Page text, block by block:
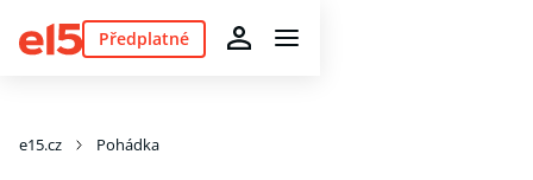
Předplatné
e15.cz Pohádka